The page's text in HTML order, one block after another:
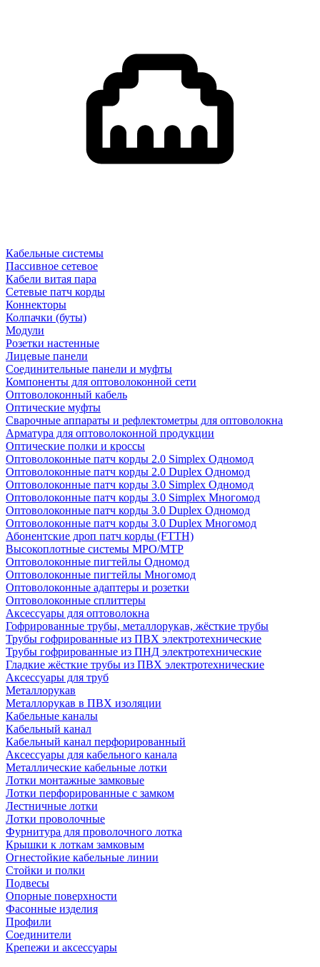
Кабельные системы
Пассивное сетевое
Кабели витая пара
Сетевые патч корды
Коннекторы
Колпачки (буты)
Модули
Розетки настенные
Лицевые панели
Соединительные панели и муфты
Компоненты для оптоволоконной сети
Оптоволоконный кабель
Оптические муфты
Сварочные аппараты и рефлектометры для оптоволокна
Арматура для оптоволоконной продукции
Оптические полки и кроссы
Оптоволоконные патч корды 2.0 Simplex Одномод
Оптоволоконные патч корды 2.0 Duplex Одномод
Оптоволоконные патч корды 3.0 Simplex Одномод
Оптоволоконные патч корды 3.0 Simplex Многомод
Оптоволоконные патч корды 3.0 Duplex Одномод
Оптоволоконные патч корды 3.0 Duplex Многомод
Абонентские дроп патч корды (FTTH)
Высокоплотные системы MPO/MTP
Оптоволоконные пигтейлы Одномод
Оптоволоконные пигтейлы Многомод
Оптоволоконные адаптеры и розетки
Оптоволоконные сплиттеры
Аксессуары для оптоволокна
Гофрированные трубы, металлорукав, жёсткие трубы
Трубы гофрированные из ПВХ электротехнические
Трубы гофрированные из ПНД электротехнические
Гладкие жёсткие трубы из ПВХ электротехнические
Аксессуары для труб
Металлорукав
Металлорукав в ПВХ изоляции
Кабельные каналы
Кабельный канал
Кабельный канал перфорированный
Аксессуары для кабельного канала
Металлические кабельные лотки
Лотки монтажные замковые
Лотки перфорированные с замком
Лестничные лотки
Лотки проволочные
Фурнитура для проволочного лотка
Крышки к лоткам замковым
Огнестойкие кабельные линии
Стойки и полки
Подвесы
Опорные поверхности
Фасонные изделия
Профили
Соединители
Крепежи и аксессуары